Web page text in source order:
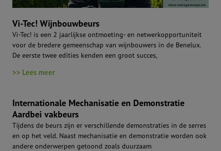
Vi-Tec! Wijnbouwbeurs
Vi-Tec! is een 2 jaarlijkse ontmoeting- en netwerkopportuniteit
voor de bredere gemeenschap van wijnbouwers in de Benelux.
De eerste twee edities kenden een groot succes,
>> Lees meer
Internationale Mechanisatie en Demonstratie
Aardbei vakbeurs
Tijdens de beurs zijn er verschillende demonstraties in de serres
en op het veld. Naast mechanisatie en demonstratie worden ook
andere onderwerpen getoond zoals duurzaam